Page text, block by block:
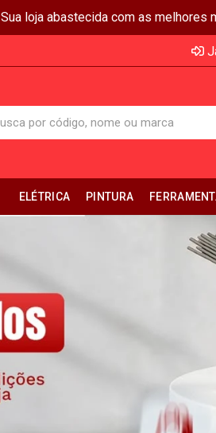
Sua loja abastecida com as melhores
ELÉTRICA PINTURA